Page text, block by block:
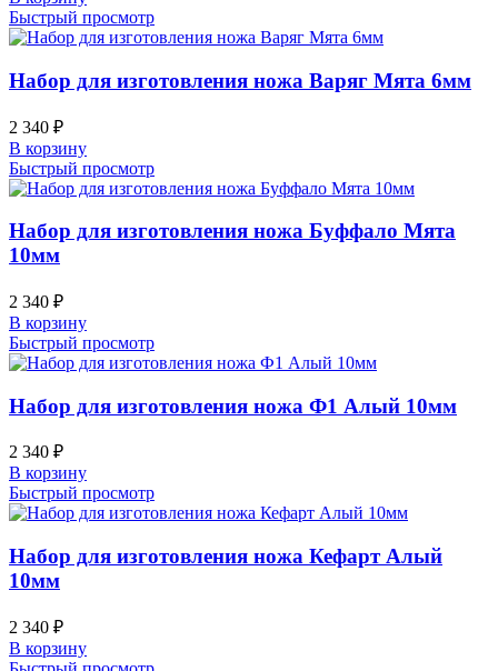
Быстрый просмотр
Набор для изготовления ножа Варяг Мята 6мм
2 340 ₽
В корзину
Быстрый просмотр
Набор для изготовления ножа Буффало Мята
10мм
2 340 ₽
В корзину
Быстрый просмотр
Набор для изготовления ножа Ф1 Алый 10мм
2 340 ₽
В корзину
Быстрый просмотр
Набор для изготовления ножа Кефарт Алый
10мм
2 340 ₽
В корзину